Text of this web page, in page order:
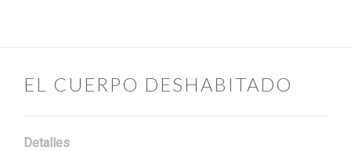
EL CUERPO DESHABITADO
Detalles